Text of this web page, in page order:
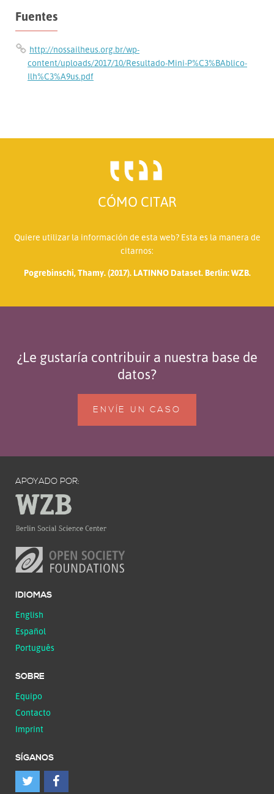
Fuentes
http://nossailheus.org.br/wp-
content/uploads/2017/10/Resultado-Mini-P%C3%BAblico-
Ilh%C3%A9us.pdf
CÓMO CITAR
Quiere utilizar la información de esta web? Esta es la manera de
citarnos:
Pogrebinschi, Thamy. (2017). LATINNO Dataset. Berlin: WZB.
¿Le gustaría contribuir a nuestra base de
datos?
ENVÍE UN CASO
APOYADO POR:
IDIOMAS
English
Español
Português
SOBRE
Equipo
Contacto
Imprint
SÍGANOS